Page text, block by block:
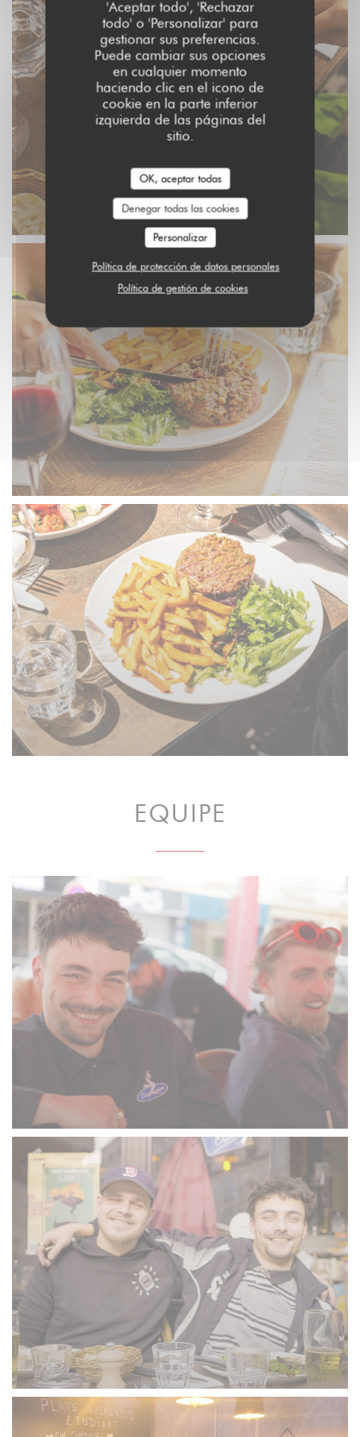
'Aceptar todo', 'Rechazar
todo' o 'Personalizar' para
gestionar sus preferencias.
Puede cambiar sus opciones
en cualquier momento
haciendo clic en el icono de
cookie en la parte inferior
izquierda de las páginas del
sitio.
OK, aceptar todas
Denegar todas las cookies
Personalizar
Política de protección de datos personales
Política de gestión de cookies
EQUIPE